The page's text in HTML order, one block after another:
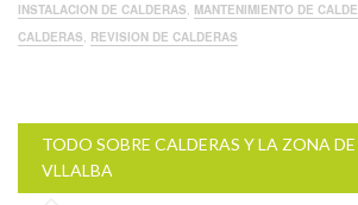
INSTALACION DE CALDERAS, MANTENIMIENTO DE
CALDERAS, REVISION DE CALDERAS
TODO SOBRE CALDERAS Y LA ZONA
VLLALBA